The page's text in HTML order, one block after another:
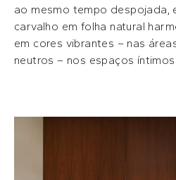
ao mesmo tempo despojada,
carvalho em folha natural
em cores vibrantes – nas
neutros – nos espaços